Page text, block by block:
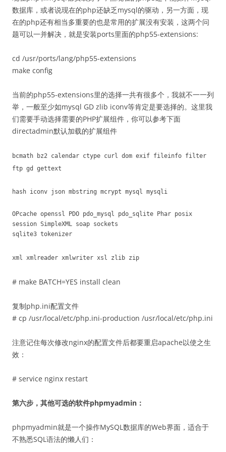
数据库，或者说现在的php还缺乏mysql的驱动，另一方面，现
在的php还有相当多重要的也是常用的扩展没有安装，这两个问
题可以一并解决，就是安装ports里面的php55-extensions:
cd /usr/ports/lang/php55-extensions
make config
当前的php55-extensions里的选择一共有很多个，我就不一一列
举，一般至少如mysql GD zlib iconv等肯定是要选择的。这里我
们需要手动选择需要的PHP扩展组件，你可以参考下面
directadmin默认加载的扩展组件
bcmath bz2 calendar ctype curl dom exif fileinfo filter
ftp gd gettext
hash iconv json mbstring mcrypt mysql mysqli
OPcache openssl PDO pdo_mysql pdo_sqlite Phar posix
session SimpleXML soap sockets
sqlite3 tokenizer
xml xmlreader xmlwriter xsl zlib zip
# make BATCH=YES install clean
复制php.ini配置文件
# cp /usr/local/etc/php.ini-production /usr/local/etc/php.ini
注意记住每次修改nginx的配置文件后都要重启apache以使之生
效：
# service nginx restart
第六步，其他可选的软件phpmyadmin：
phpmyadmin就是一个操作MySQL数据库的Web界面，适合于
不熟悉SQL语法的懒人们：